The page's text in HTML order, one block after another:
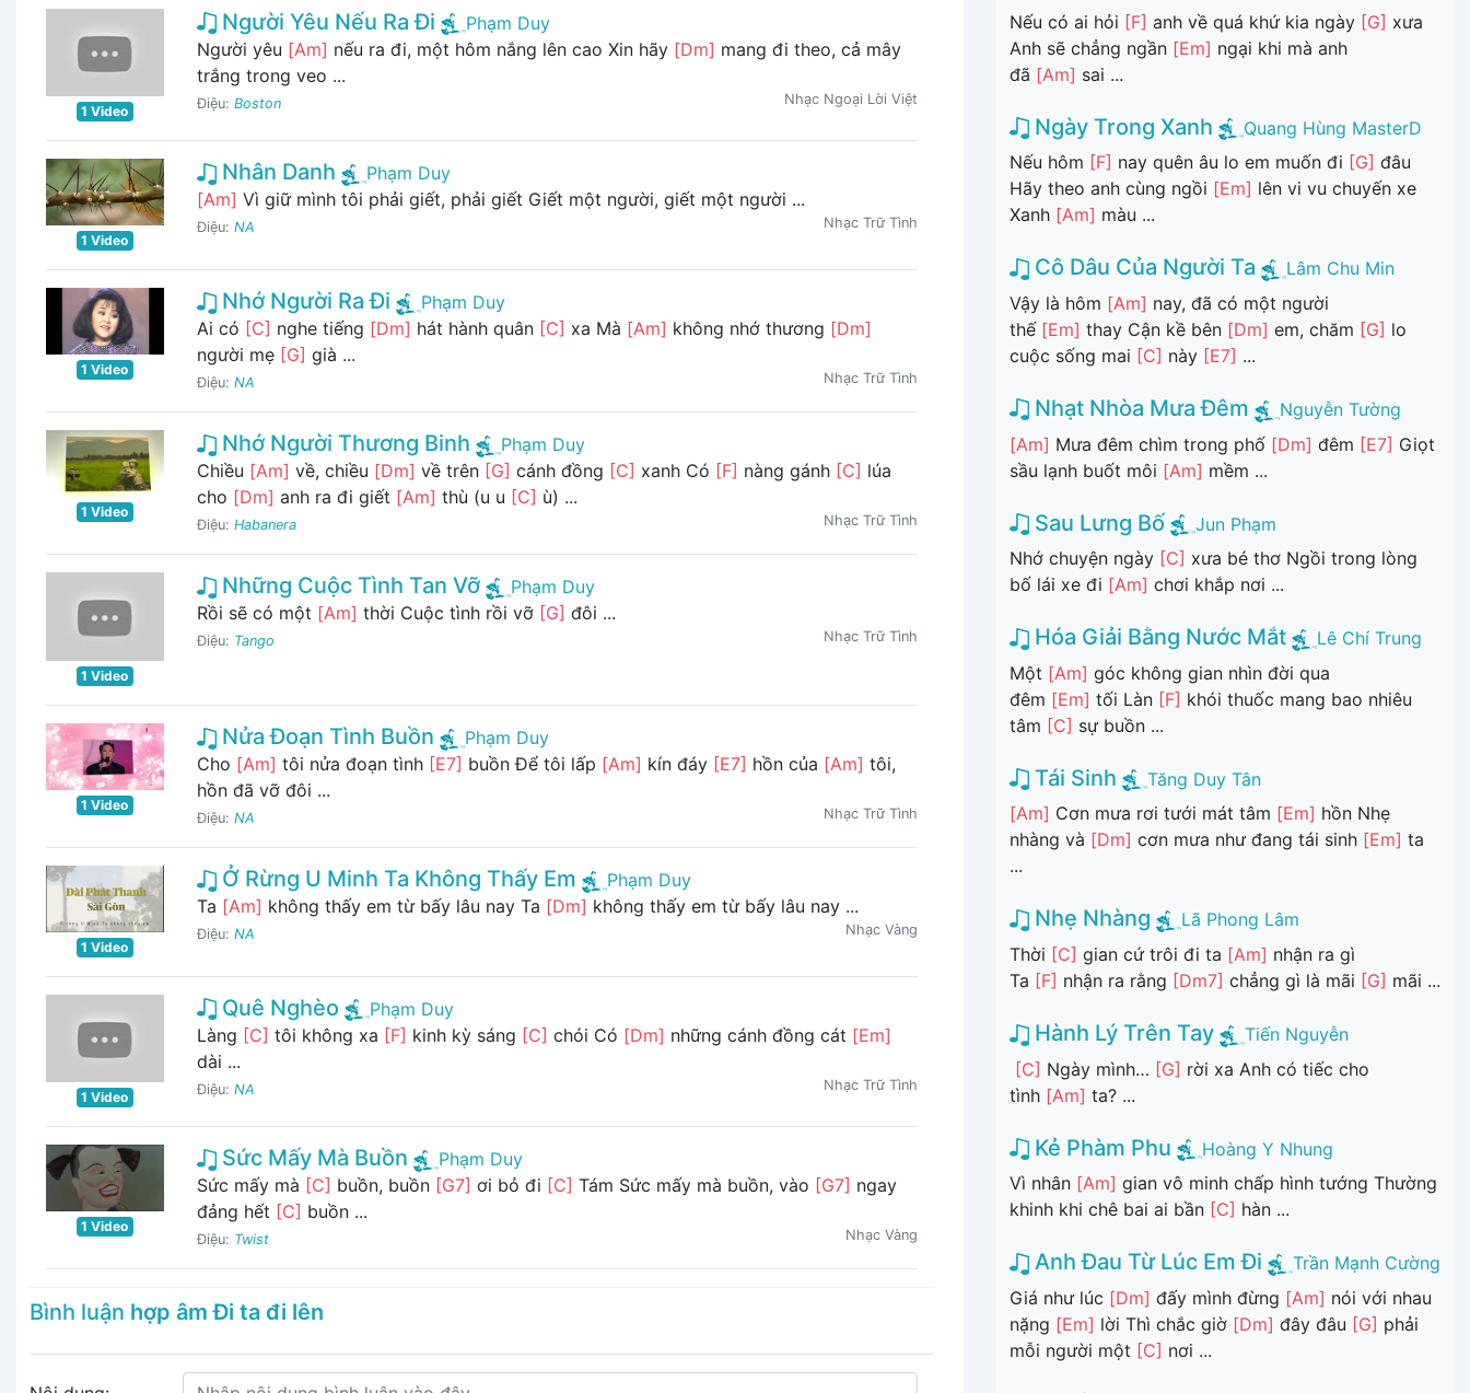
1 Video
Người Yêu Nếu Ra Đi
Phạm Duy
Người yêu [Am] nếu ra đi, một hôm nắng lên cao Xin hãy [Dm] mang đi theo, cả mây
trắng trong veo ...
Điệu: Boston Nhạc Ngoại Lời Việt
1 Video
Nhân Danh
Phạm Duy
[Am] Vì giữ mình tôi phải giết, phải giết Giết một người, giết một người ...
Điệu: NA Nhạc Trữ Tình
1 Video
Nhớ Người Ra Đi
Phạm Duy
Ai có [C] nghe tiếng [Dm] hát hành quân [C] xa Mà [Am] không nhớ thương [Dm]
người mẹ [G] già ...
Điệu: NA Nhạc Trữ Tình
1 Video
Nhớ Người Thương Binh
Phạm Duy
Chiều [Am] về, chiều [Dm] về trên [G] cánh đồng [C] xanh Có [F] nàng gánh [C] lúa
cho [Dm] anh ra đi giết [Am] thù (u u [C] ù) ...
Điệu: Habanera Nhạc Trữ Tình
1 Video
Những Cuộc Tình Tan Vỡ
Phạm Duy
Rồi sẽ có một [Am] thời Cuộc tình rồi vỡ [G] đôi ...
Điệu: Tango Nhạc Trữ Tình
1 Video
Nửa Đoạn Tình Buồn
Phạm Duy
Cho [Am] tôi nửa đoạn tình [E7] buồn Để tôi lấp [Am] kín đáy [E7] hồn của [Am] tôi,
hồn đã vỡ đôi ...
Điệu: NA Nhạc Trữ Tình
1 Video
Ở Rừng U Minh Ta Không Thấy Em
Phạm Duy
Ta [Am] không thấy em từ bấy lâu nay Ta [Dm] không thấy em từ bấy lâu nay ...
Điệu: NA Nhạc Vàng
1 Video
Quê Nghèo
Phạm Duy
Làng [C] tôi không xa [F] kinh kỳ sáng [C] chói Có [Dm] những cánh đồng cát [Em]
dài ...
Điệu: NA Nhạc Trữ Tình
1 Video
Sức Mấy Mà Buồn
Phạm Duy
Sức mấy mà [C] buồn, buồn [G7] ơi bỏ đi [C] Tám Sức mấy mà buồn, vào [G7] ngay
đảng hết [C] buồn ...
Điệu: Twist Nhạc Vàng
Bình luận hợp âm Đi ta đi lên
Nếu có ai hỏi [F] anh về quá khứ kia ngày [G] xưa
Anh sẽ chẳng ngần [Em] ngại khi mà anh
đã [Am] sai ...
Ngày Trong Xanh
Quang Hùng MasterD
Nếu hôm [F] nay quên âu lo em muốn đi [G] đâu
Hãy theo anh cùng ngồi [Em] lên vi vu chuyến xe
Xanh [Am] màu ...
Cô Dâu Của Người Ta
Lâm Chu Min
Vậy là hôm [Am] nay, đã có một người
thế [Em] thay Cận kề bên [Dm] em, chăm [G] lo
cuộc sống mai [C] này [E7] ...
Nhạt Nhòa Mưa Đêm
Nguyễn Tường
[Am] Mưa đêm chìm trong phố [Dm] đêm [E7] Giọt
sầu lạnh buốt môi [Am] mềm ...
Sau Lưng Bố
Jun Phạm
Nhớ chuyện ngày [C] xưa bé thơ Ngồi trong lòng
bố lái xe đi [Am] chơi khắp nơi ...
Hóa Giải Bằng Nước Mắt
Lê Chí Trung
Một [Am] góc không gian nhìn đời qua
đêm [Em] tối Làn [F] khói thuốc mang bao nhiêu
tâm [C] sự buồn ...
Tái Sinh
Tăng Duy Tân
[Am] Cơn mưa rơi tưới mát tâm [Em] hồn Nhẹ
nhàng và [Dm] cơn mưa như đang tái sinh [Em] ta
...
Nhẹ Nhàng
Lã Phong Lâm
Thời [C] gian cứ trôi đi ta [Am] nhận ra gì
Ta [F] nhận ra rằng [Dm7] chẳng gì là mãi [G] mãi ...
Hành Lý Trên Tay
Tiến Nguyễn
[C] Ngày mình… [G] rời xa Anh có tiếc cho
tình [Am] ta? ...
Kẻ Phàm Phu
Hoàng Y Nhung
Vì nhân [Am] gian vô minh chấp hình tướng Thường
khinh khi chê bai ai bần [C] hàn ...
Anh Đau Từ Lúc Em Đi
Trần Mạnh Cường
Giá như lúc [Dm] đấy mình đừng [Am] nói với nhau
nặng [Em] lời Thì chắc giờ [Dm] đây đâu [G] phải
mỗi người một [C] nơi ...